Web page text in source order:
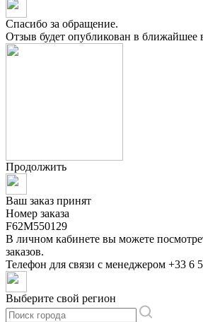
Спасибо за обращение.
Отзыв будет опубликован в ближайшее
Продолжить
Ваш заказ принят
Номер заказа
F62M550129
В личном кабинете вы можете
заказов.
Телефон для связи с менеджером +33 6
Выберите свой регион